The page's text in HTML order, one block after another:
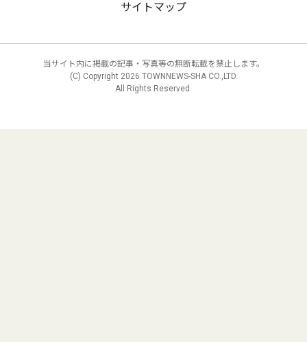
サイトマップ
当サイト内に掲載の記事・写真等の無断転載を禁止します。
(C) Copyright 2026 TOWNNEWS-SHA CO.,LTD.
All Rights Reserved.